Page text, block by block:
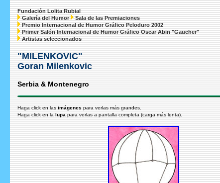
Fundación Lolita Rubial
Galería del Humor
Sala de las Premiaciones
Premio Internacional de Humor Gráfico Peloduro 2002
Primer Salón Internacional de Humor Gráfico Oscar Abin "Gaucher"
Artistas seleccionados
"MILENKOVIC"
Goran Milenkovic
Serbia & Montenegro
Haga click en las imágenes para verlas más grandes.
Haga click en la lupa para verlas a pantalla completa (carga más lenta).